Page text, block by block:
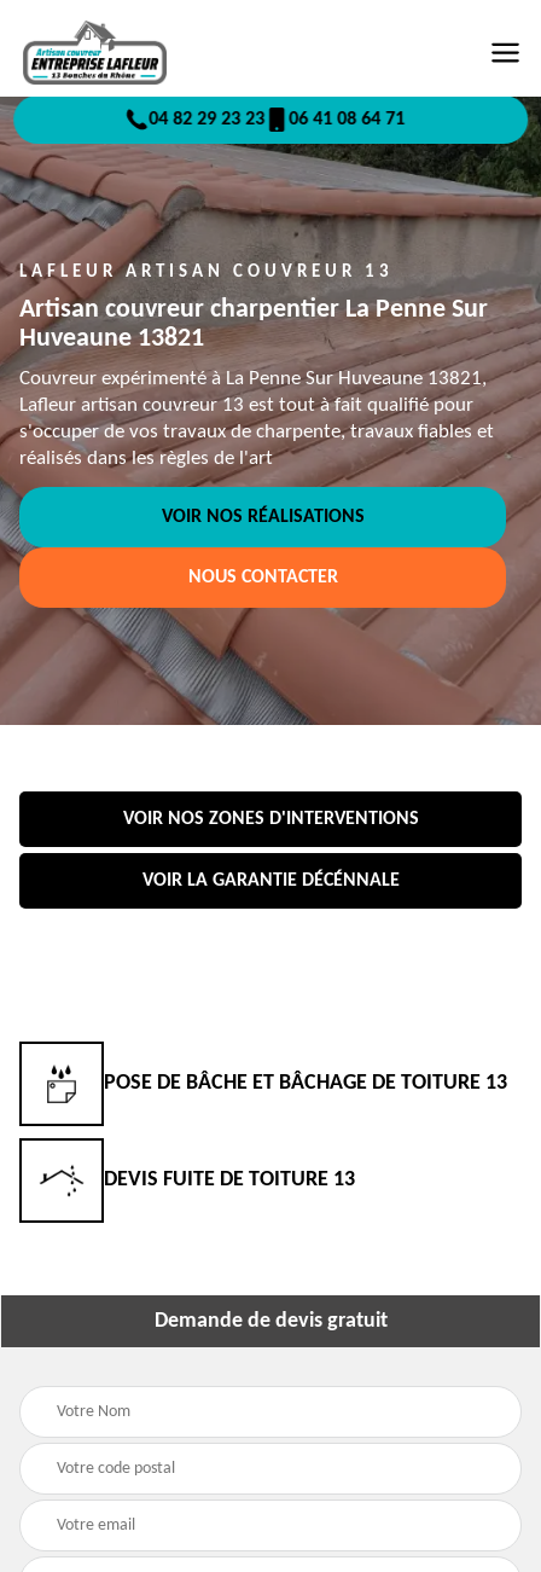
04 82 29 23 23 06 41 08 64 71
LAFLEUR ARTISAN COUVREUR 13
Artisan couvreur charpentier La Penne Sur
Huveaune 13821
Couvreur expérimenté à La Penne Sur Huveaune 13821,
Lafleur artisan couvreur 13 est tout à fait qualifié pour
s'occuper de vos travaux de charpente, travaux fiables et
réalisés dans les règles de l'art
VOIR NOS RÉALISATIONS
NOUS CONTACTER
VOIR NOS ZONES D'INTERVENTIONS
VOIR LA GARANTIE DÉCÉNNALE
POSE DE BÂCHE ET BÂCHAGE DE TOITURE 13
DEVIS FUITE DE TOITURE 13
Demande de devis gratuit